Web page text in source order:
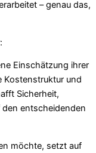
– genau das,
Einschätzung ihrer
Kostenstruktur und
Sicherheit,
den entscheidenden
möchte, setzt auf